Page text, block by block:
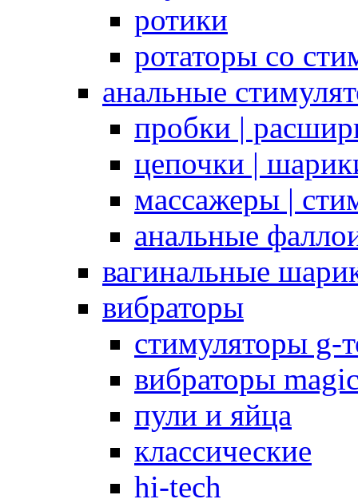
ротики
ротаторы со
анальные
пробки |
цепочки |
массажеры |
анальные
вагинальные
вибраторы
стимуляторы g-
вибраторы
пули и яйца
классические
hi-tech